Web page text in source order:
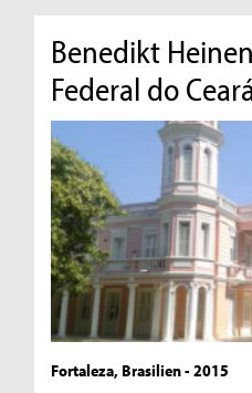
Benedikt
Federal do
Fortaleza, Brasilien - 2015